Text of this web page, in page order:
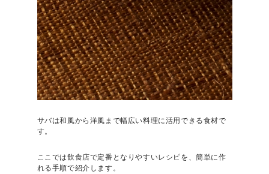
サバは和風から洋風まで幅広い料理に活用できる食材で
す。
ここでは飲食店で定番となりやすいレシピを、簡単に作
れる手順で紹介します。